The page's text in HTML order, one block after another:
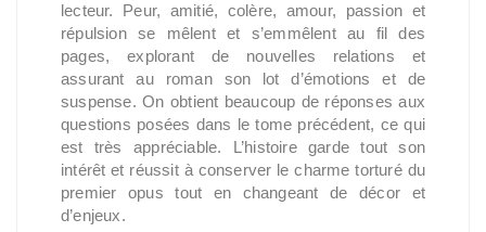
lecteur. Peur, amitié, colère, amour, passion et
répulsion se mêlent et s’emmêlent au fil des
pages, explorant de nouvelles relations et
assurant au roman son lot d’émotions et de
suspense. On obtient beaucoup de réponses aux
questions posées dans le tome précédent, ce qui
est très appréciable. L’histoire garde tout son
intérêt et réussit à conserver le charme torturé du
premier opus tout en changeant de décor et
d’enjeux.